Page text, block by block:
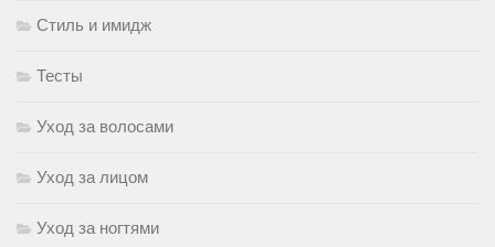
Стиль и имидж
Тесты
Уход за волосами
Уход за лицом
Уход за ногтями